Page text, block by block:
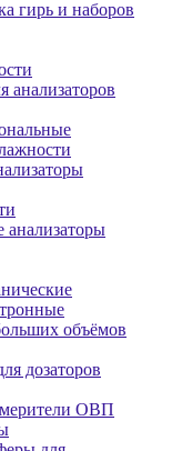
гирь и наборов
анализаторов
объёмов
дозаторов
ОВП